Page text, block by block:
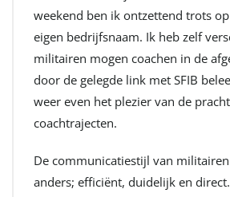
weekend ben ik ontzettend trots op
eigen bedrijfsnaam. Ik heb zelf
militairen mogen coachen in de
door de gelegde link met SFIB
weer even het plezier van de
coachtrajecten.
De communicatiestijl van
anders; efficiënt, duidelijk en